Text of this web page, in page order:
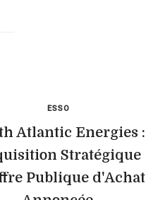
ESSO
Atlantic Energies :
Stratégique
Publique d'Achat